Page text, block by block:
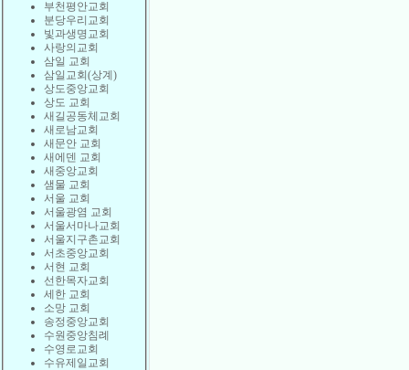
부천평안교회
분당우리교회
빛과생명교회
사랑의교회
삼일 교회
삼일교회(상계)
상도중앙교회
상도 교회
새길공동체교회
새로남교회
새문안 교회
새에덴 교회
새중앙교회
샘물 교회
서울 교회
서울광염 교회
서울서마나교회
서울지구촌교회
서초중앙교회
서현 교회
선한목자교회
세한 교회
소망 교회
송정중앙교회
수원중앙침례
수영로교회
수유제일교회